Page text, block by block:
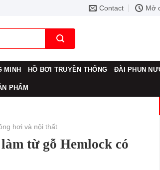
Contact Mở
MINH HỒ BƠI TRUYỀN THỐNG ĐÀI PHUN
PHẨM
hơi và nội thất
từ gỗ Hemlock có